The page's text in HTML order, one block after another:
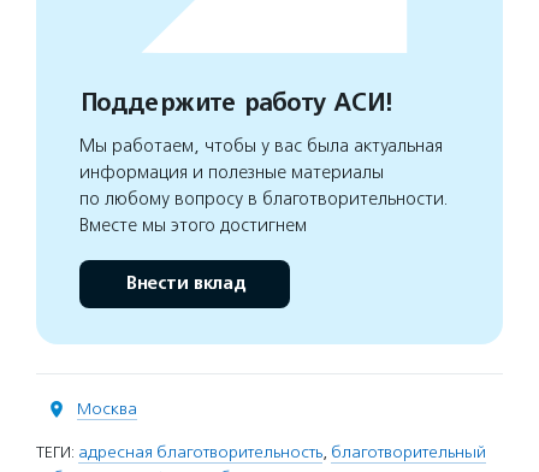
Поддержите работу АСИ!
Мы работаем, чтобы у вас была актуальная
информация и полезные материалы
по любому вопросу в благотворительности.
Вместе мы этого достигнем
Внести вклад
Москва
ТЕГИ: адресная благотворительность, благотворительный